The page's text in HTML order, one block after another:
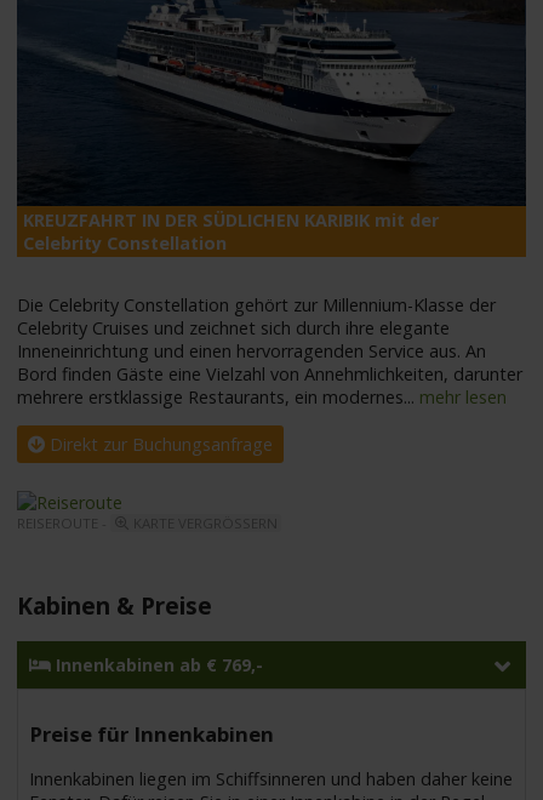
Wissen
KREUZFAHRT IN DER SÜDLICHEN KARIBIK mit der
Celebrity Constellation
Die Celebrity Constellation gehört zur Millennium-Klasse der
Celebrity Cruises und zeichnet sich durch ihre elegante
Inneneinrichtung und einen hervorragenden Service aus. An
Bord finden Gäste eine Vielzahl von Annehmlichkeiten, darunter
mehrere erstklassige Restaurants, ein modernes... mehr lesen
Direkt zur Buchungsanfrage
REISEROUTE -
Kabinen & Preise
Innenkabinen ab € 769,-
Preise für Innenkabinen
Innenkabinen liegen im Schiffsinneren und haben daher keine